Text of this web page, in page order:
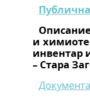
и
инвентар
– Стара